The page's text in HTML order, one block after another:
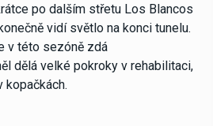
po dalším střetu Los Blancos
vidí světlo na konci tunelu.
v této sezóně zdá
dělá velké pokroky v rehabilitaci,
kopačkách.